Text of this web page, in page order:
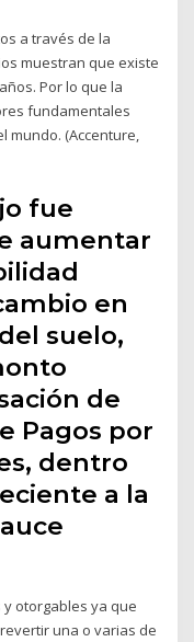
a través de la
muestran que existe
Por lo que la
fundamentales
mundo. (Accenture,
fue
aumentar
en
suelo,
de
Pagos por
dentro
a la
otorgables ya que
una o varias de